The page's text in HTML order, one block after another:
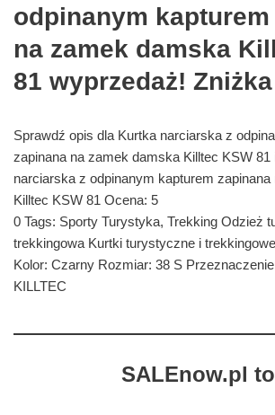
odpinanym
na zamek damska
81 wyprzedaż!
Sprawdź opis dla Kurtka narciarska z
zapinana na zamek damska Killtec KSW 81
narciarska z odpinanym kapturem
Killtec KSW 81 Ocena: 5
0 Tags: Sporty Turystyka, Trekking Odzież
trekkingowa Kurtki turystyczne i
Kolor: Czarny Rozmiar: 38 S
KILLTEC
SALEnow.pl